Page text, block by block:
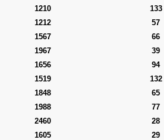
1210 133
1212 57
1567 66
1967 39
1656 94
1519 132
1848 65
1988 77
2460 28
1605 29